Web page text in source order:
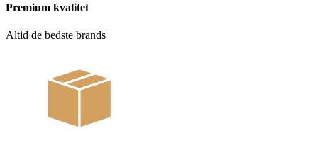
Premium kvalitet
Altid de bedste brands